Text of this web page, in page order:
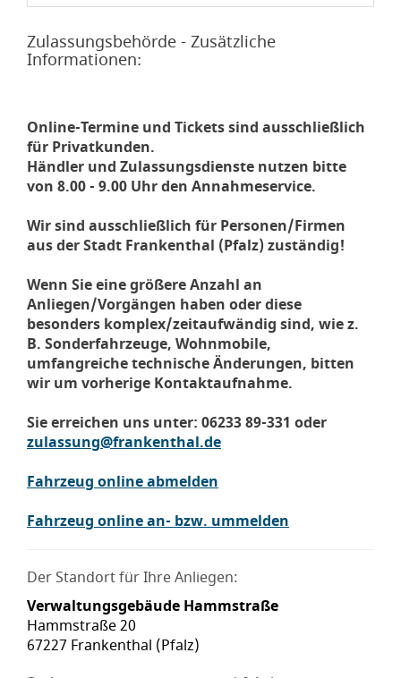
Zulassungsbehörde - Zusätzliche
Informationen:
Online-Termine und Tickets sind ausschließlich
für Privatkunden.
Händler und Zulassungsdienste nutzen bitte
von 8.00 - 9.00 Uhr den Annahmeservice.
Wir sind ausschließlich für Personen/Firmen
aus der Stadt Frankenthal (Pfalz) zuständig!
Wenn Sie eine größere Anzahl an
Anliegen/Vorgängen haben oder diese
besonders komplex/zeitaufwändig sind, wie z.
B. Sonderfahrzeuge, Wohnmobile,
umfangreiche technische Änderungen, bitten
wir um vorherige Kontaktaufnahme.
Sie erreichen uns unter: 06233 89-331 oder
zulassung@frankenthal.de
Fahrzeug online abmelden
Fahrzeug online an- bzw. ummelden
Der Standort für Ihre Anliegen:
Verwaltungsgebäude Hammstraße
Hammstraße 20
67227 Frankenthal (Pfalz)